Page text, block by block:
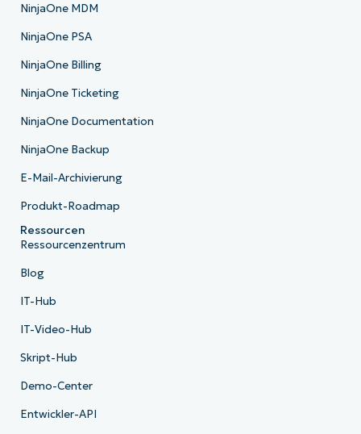
NinjaOne MDM
NinjaOne PSA
NinjaOne Billing
NinjaOne Ticketing
NinjaOne Documentation
NinjaOne Backup
E-Mail-Archivierung
Produkt-Roadmap
Ressourcen
Ressourcenzentrum
Blog
IT-Hub
IT-Video-Hub
Skript-Hub
Demo-Center
Entwickler-API